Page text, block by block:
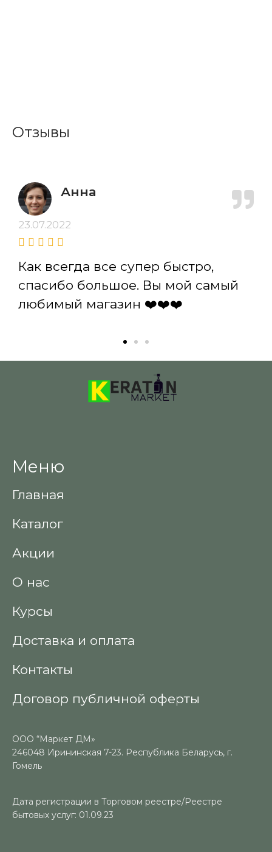
Отзывы
Анна
23.07.2022
Как всегда все супер быстро,
спасибо большое. Вы мой самый
любимый магазин ❤️❤️❤️
Меню
Главная
Каталог
Акции
О нас
Курсы
Доставка и оплата
Контакты
Договор публичной оферты
ООО “Маркет ДМ»
246048 Ирининская 7-23. Республика Беларусь, г.
Гомель
Дата регистрации в Торговом реестре/Реестре
бытовых услуг: 01.09.23